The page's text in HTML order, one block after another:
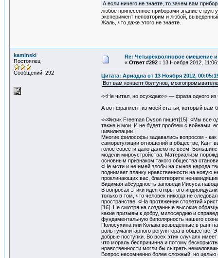
А если ничего не знаете, то зачем вам
любое принесенное приборами знание
эксперимент неповторим и любой,
Жаль, что даже этого не знаете.
kaminski
Постоялец
Сообщений: 292
Re: Четырёхволновое смешение и
« Ответ #292 : 13 Ноября 2012,
Цитата: Ариадна от 13 Ноября 2012,
Вот вам концепт болтунов,
<<Не читал, но осуждаю>> — фраза одного
А вот фрагмент из моей статьи, который вам
<<Физик Freeman Dyson пишет[15]: «Мы все
также и мои. И не будет проблем с войнами,
цивилизации.
Многие философы задавались вопросом -
саморегуляции отношений в обществе, Кант
голос совести дано далеко не всем.
модели мироустройства. Материализм
основным признаком такого общества
«Не мсти и не имей злобы на сынов народа
поднимает планку нравственности на новую
проклинающих вас, благотворите
Видимая абсурдность заповеди Иисуса
В вопросах этики идея открытого
только в том, что человек никогда не
пространстве. «На протяжении столетий
[16]. Не смотря на созданные высокие
какие призывы к добру, милосердию и
фундаментальную биполярность нашего
Полосухина или Колака возведенные в ранг
роль гуманитарного регулятора в обществе.
добрые поступки. Во всех этих случаях
что мораль беспричинна и потому
нравственности могли бы сыграть
Вопрос несомненно более сложный, но целью